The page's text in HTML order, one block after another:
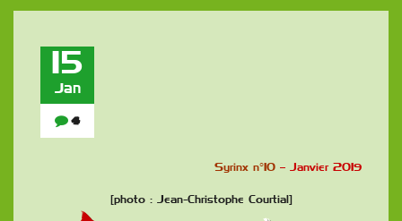
15
Jan
4
Syrinx n°10 – Janvier 2019
[photo : Jean-Christophe Courtial]